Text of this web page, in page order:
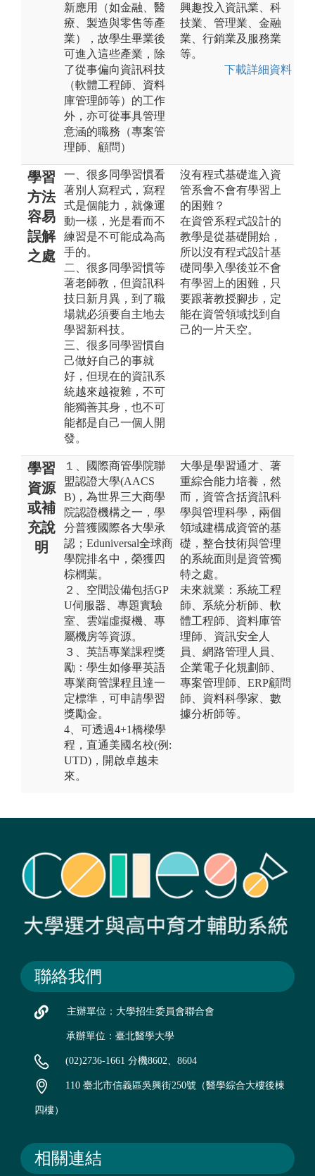
新應用（如金融、醫
療、製造與零售等產
業），故學生畢業後
可進入這些產業，除
了從事偏向資訊科技
（軟體工程師、資料
庫管理師等）的工作
外，亦可從事具管理
意涵的職務（專案管
理師、顧問）
興趣投入資訊業、科
技業、管理業、金融
業、行銷業及服務業
等。
下載詳細資料
學習
方法
容易
誤解
之處
一、很多同學習慣看
著別人寫程式，寫程
式是個能力，就像運
動一樣，光是看而不
練習是不可能成為高
手的。
二、很多同學習慣等
著老師教，但資訊科
技日新月異，到了職
場就必須要自主地去
學習新科技。
三、很多同學習慣自
己做好自己的事就
好，但現在的資訊系
統越來越複雜，不可
能獨善其身，也不可
能都是自己一個人開
發。
沒有程式基礎進入資
管系會不會有學習上
的困難？
在資管系程式設計的
教學是從基礎開始，
所以沒有程式設計基
礎同學入學後並不會
有學習上的困難，只
要跟著教授腳步，定
能在資管領域找到自
己的一片天空。
學習
資源
或補
充說
明
１、國際商管學院聯
盟認證大學(AACS
B)，為世界三大商學
院認證機構之一，學
分普獲國際各大學承
認；Eduniversal全球商
學院排名中，榮獲四
棕櫚葉。
２、空間設備包括GP
U伺服器、專題實驗
室、雲端虛擬機、專
屬機房等資源。
３、英語專業課程獎
勵：學生如修畢英語
專業商管課程且達一
定標準，可申請學習
獎勵金。
4、可透過4+1橋樑學
程，直通美國名校(例:
UTD)，開啟卓越未
來。
大學是學習通才、著
重綜合能力培養，然
而，資管含括資訊科
學與管理科學，兩個
領域建構成資管的基
礎，整合技術與管理
的系統面則是資管獨
特之處。
未來就業：系統工程
師、系統分析師、軟
體工程師、資料庫管
理師、資訊安全人
員、網路管理人員、
企業電子化規劃師、
專案管理師、ERP顧問
師、資料科學家、數
據分析師等。
聯絡我們
主辦單位：大學招生委員會聯合會
承辦單位：臺北醫學大學
(02)2736-1661 分機8602、8604
110 臺北市信義區吳興街250號（醫學綜合大樓後棟
四樓）
相關連結